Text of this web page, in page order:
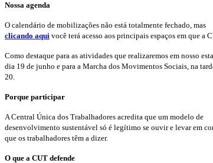
Nossa agenda
O calendário de mobilizações não está totalmente fechado, mas
clicando aqui você terá acesso aos principais espaços em que a
Como destaque para as atividades que realizaremos em nosso
dia 19 de junho e para a Marcha dos Movimentos Sociais, na
20.
Porque participar
A Central Única dos Trabalhadores acredita que um modelo de
desenvolvimento sustentável só é legítimo se ouvir e levar em
que os trabalhadores têm a dizer.
O que a CUT defende